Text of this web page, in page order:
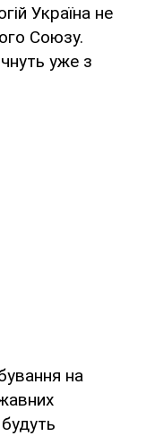
Україна не
Союзу.
уже з
на